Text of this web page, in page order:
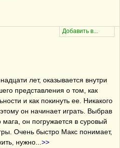
лет, оказывается внутри
представления о том, как
и как покинуть ее. Никакого
он начинает играть. Выбрав
мага, он погружается в суровый
Очень быстро Макс понимает,
нужно
>>